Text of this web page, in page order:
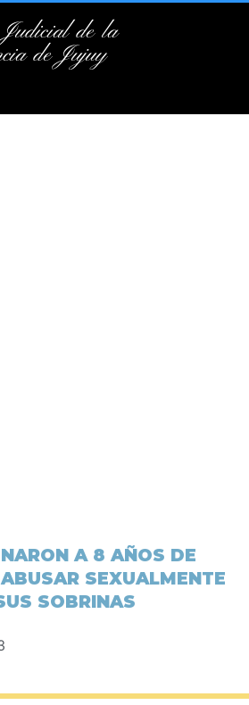
de la
de Jujuy
A 8 AÑOS DE
SEXUALMENTE
SOBRINAS